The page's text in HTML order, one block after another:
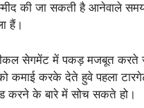
की जा सकती है आनेवाले
हैं।
सेगमेंट में पकड़ मजबूत करते
कमाई करके देते हुवे पहला
करने के बारे में सोच सकते हो।